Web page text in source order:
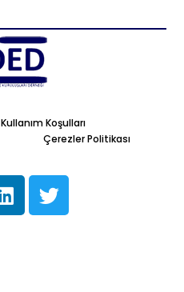
Kullanım Koşulları
Çerezler Politikası